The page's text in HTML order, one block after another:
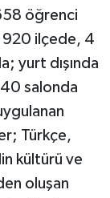
öğrenci
920 ilçede, 4
yurt dışında
40 salonda
Türkçe,
kültürü ve
oluşan